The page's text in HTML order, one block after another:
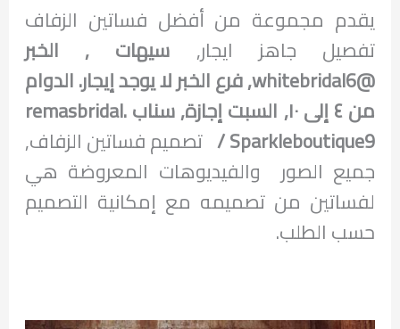
يقدم مجموعة من أفضل فساتين الزفاف
تفصيل جاهز ايجار, سيهات , الخبر
@whitebridal6, فرع الخبر لا يوجد إيجار. الدوام
من ٤ إلى ١٠, السبت إجازة, سناب
remasbridal.
/Sparkleboutique9
تصميم فساتين الزفاف,
جميع الصور والفيديوهات المعروضة هي
لفساتين من تصميمه مع إمكانية التصميم
حسب الطلب.